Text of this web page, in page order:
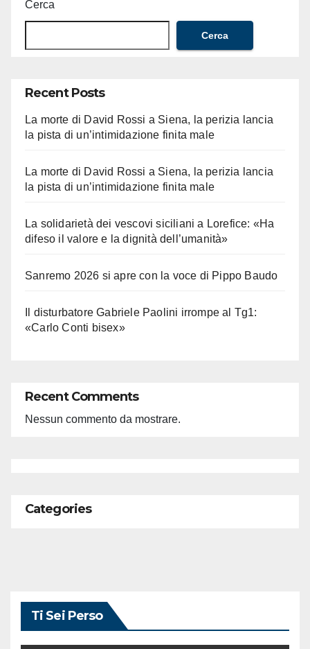
Cerca
Cerca
Recent Posts
La morte di David Rossi a Siena, la perizia lancia
la pista di un’intimidazione finita male
La morte di David Rossi a Siena, la perizia lancia
la pista di un’intimidazione finita male
La solidarietà dei vescovi siciliani a Lorefice: «Ha
difeso il valore e la dignità dell’umanità»
Sanremo 2026 si apre con la voce di Pippo Baudo
Il disturbatore Gabriele Paolini irrompe al Tg1:
«Carlo Conti bisex»
Recent Comments
Nessun commento da mostrare.
Categories
Ti Sei Perso